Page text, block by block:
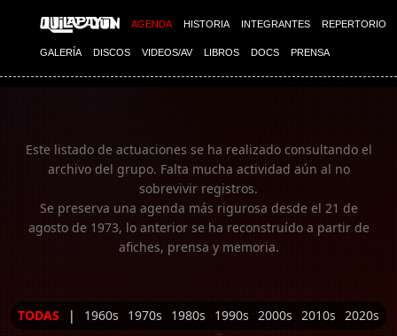
AGENDA HISTORIA INTEGRANTES REPERTORIO
GALERÍA DISCOS VIDEOS/AV LIBROS DOCS PRENSA
Imagen 01
Este listado de actuaciones se ha realizado consultando el
archivo del grupo. Falta mucha actividad aún al no
sobrevivir registros.
Se preserva una agenda más rigurosa desde el 21 de
agosto de 1973, lo anterior se ha reconstruído a partir de
afiches, prensa y memoria.
TODAS | 1960s 1970s 1980s 1990s 2000s 2010s 2020s